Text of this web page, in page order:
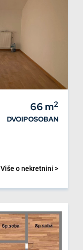
66 m2
DVOIPOSOBAN
Više o nekretnini >